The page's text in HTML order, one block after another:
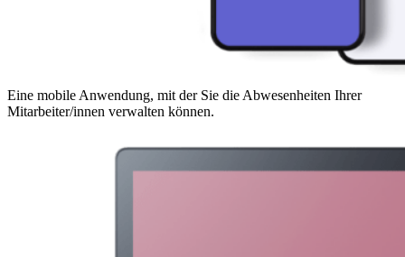
Eine mobile Anwendung, mit der Sie die Abwesenheiten Ihrer
Mitarbeiter/innen verwalten können.